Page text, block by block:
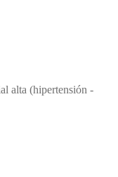
alta (hipertensión -